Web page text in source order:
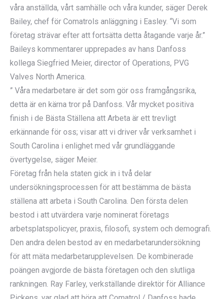
våra anställda, vårt samhälle och våra kunder, säger Derek
Bailey, chef för Comatrols anläggning i Easley. “Vi som
företag strävar efter att fortsätta detta åtagande varje år.”
Baileys kommentarer upprepades av hans Danfoss
kollega Siegfried Meier, director of Operations, PVG
Valves North America.
” Våra medarbetare är det som gör oss framgångsrika,
detta är en kärna tror på Danfoss. Vår mycket positiva
finish i de Bästa Ställena att Arbeta är ett trevligt
erkännande för oss; visar att vi driver vår verksamhet i
South Carolina i enlighet med vår grundläggande
övertygelse, säger Meier.
Företag från hela staten gick in i två delar
undersökningsprocessen för att bestämma de bästa
ställena att arbeta i South Carolina. Den första delen
bestod i att utvärdera varje nominerat företags
arbetsplatspolicyer, praxis, filosofi, system och demografi.
Den andra delen bestod av en medarbetarundersökning
för att mäta medarbetarupplevelsen. De kombinerade
poängen avgjorde de bästa företagen och den slutliga
rankningen. Ray Farley, verkställande direktör för Alliance